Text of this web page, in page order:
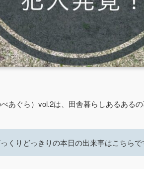
あぐら）vol.2は、田舎暮らしあるある
くりどっきりの本日の出来事はこちらで